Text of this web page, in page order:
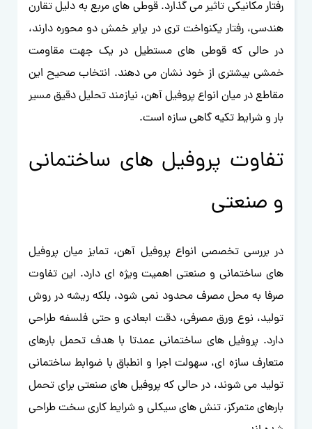
رفتار مکانیکی تاثیر می گذارد. قوطی های مربع به دلیل تقارن
هندسی، رفتار یکنواخت تری در برابر خمش دو محوره دارند،
در حالی که قوطی های مستطیل در یک جهت مقاومت
خمشی بیشتری از خود نشان می دهند. انتخاب صحیح این
مقاطع در میان انواع پروفیل آهن، نیازمند تحلیل دقیق مسیر
بار و شرایط تکیه گاهی سازه است.
تفاوت پروفیل های ساختمانی
و صنعتی
در بررسی تخصصی انواع پروفیل آهن، تمایز میان پروفیل
های ساختمانی و صنعتی اهمیت ویژه ای دارد. این تفاوت
صرفا به محل مصرف محدود نمی شود، بلکه ریشه در روش
تولید، نوع ورق مصرفی، دقت ابعادی و حتی فلسفه طراحی
دارد. پروفیل های ساختمانی عمدتا با هدف تحمل بارهای
متعارف سازه ای، سهولت اجرا و انطباق با ضوابط ساختمانی
تولید می شوند، در حالی که پروفیل های صنعتی برای تحمل
بارهای متمرکز، تنش های سیکلی و شرایط کاری سخت طراحی